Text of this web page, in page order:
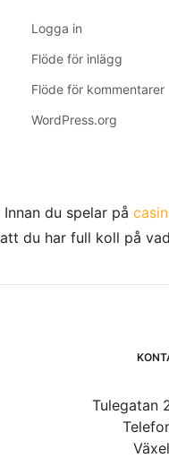
Logga in
Flöde för inlägg
Flöde för kommentarer
WordPress.org
Innan du spelar på
att du har full koll på
Tulegatan